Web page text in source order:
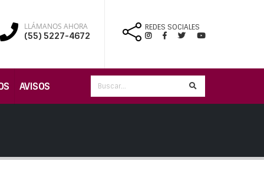
LLÁMANOS AHORA
(55) 5227-4672
REDES SOCIALES
AVISOS